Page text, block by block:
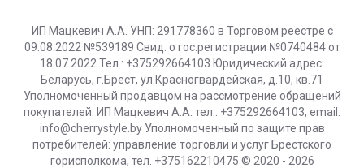
ИП Мацкевич А.А. УНП: 291778360 в Торговом реестре с
09.08.2022 №539189 Свид. о гос.регистрации №0740484 от
18.07.2022 Тел.: +375292664103 Юридический адрес:
Беларусь, г.Брест, ул.Красногвардейская, д.10, кв.71
Уполномоченный продавцом на рассмотрение обращений
покупателей: ИП Мацкевич А.А. тел.: +375292664103, email:
info@cherrystyle.by Уполномоченный по защите прав
потребителей: управление торговли и услуг Брестского
горисполкома, тел. +375162210475 © 2020 - 2026